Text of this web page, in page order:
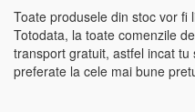
Toate produsele din stoc vor fi
Totodata, la toate comenzile
transport gratuit, astfel incat
preferate la cele mai bune